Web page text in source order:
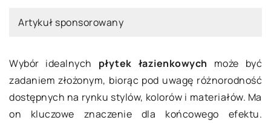
Artykuł sponsorowany
Wybór idealnych płytek łazienkowych może być
zadaniem złożonym, biorąc pod uwagę różnorodność
dostępnych na rynku stylów, kolorów i materiałów. Ma
on kluczowe znaczenie dla końcowego efektu.